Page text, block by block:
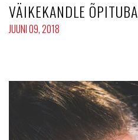
VÄIKEKANDLE ÕPITUBA
JUUNI 09, 2018